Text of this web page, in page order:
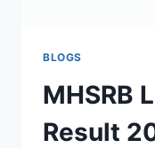
BLOGS
MHSRB
Result